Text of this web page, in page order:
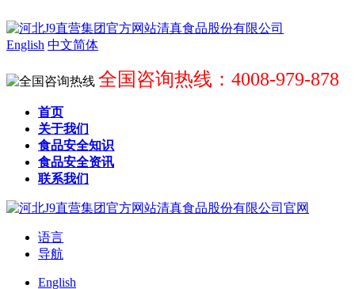
English 中文简体
全国咨询热线：4008-979-878
首页
关于我们
食品安全知识
食品安全资讯
联系我们
语言
导航
English